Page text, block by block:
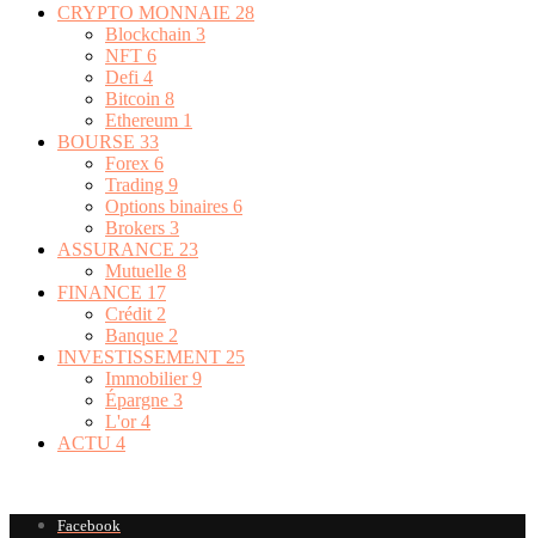
CRYPTO MONNAIE 28
Blockchain 3
NFT 6
Defi 4
Bitcoin 8
Ethereum 1
BOURSE 33
Forex 6
Trading 9
Options binaires 6
Brokers 3
ASSURANCE 23
Mutuelle 8
FINANCE 17
Crédit 2
Banque 2
INVESTISSEMENT 25
Immobilier9
Épargne 3
L'or4
ACTU 4
Facebook